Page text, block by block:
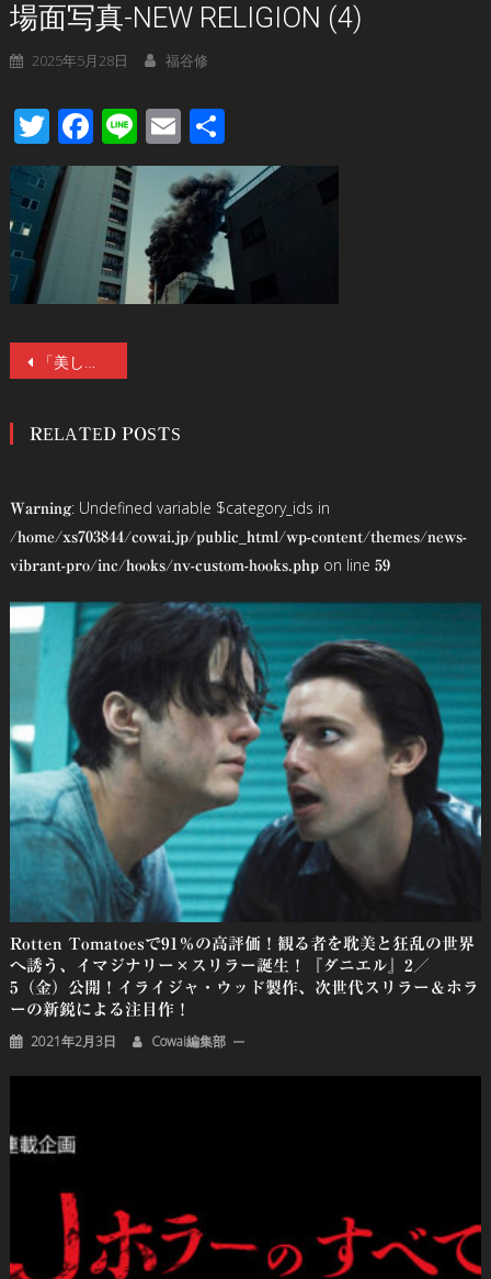
場面写真-NEW RELIGION (4)
2025年5月28日 福谷修
TwitterFacebook
LineEmail
有
投
ナ
ゲ
ー
シ
ン
「美しく、呪われた邪悪な映画」世界が震感・絶賛した幻のJホラー、ついに日本解禁―。『NEW RELIGION』7／18(金)公開！
RELATED POSTS
Warning: Undefined variable $category_ids in
/home/xs703844/cowai.jp/public_html/wp-content/themes/news-
vibrant-pro/inc/hooks/nv-custom-hooks.phpon line 59
Rotten Tomatoesで91％の高評価！観る者を耽美と狂乱の世界
へ誘う、イマジナリー×スリラー誕生！『ダニエル』2／
5（金）公開！イライジャ・ウッド製作、次世代スリラー＆ホラ
ーの新鋭による注目作！
2021年2月3日 Cowai編集部